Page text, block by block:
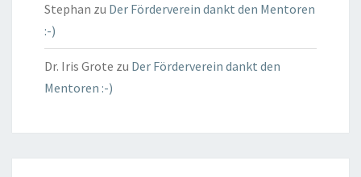
Stephan zu Der Förderverein dankt den Mentoren
:-)
Dr. Iris Grote zu Der Förderverein dankt den
Mentoren :-)